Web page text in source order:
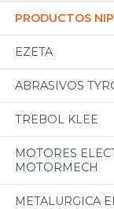
PRODUCTOS
EZETA
ABRASIVOS
TREBOL KLEE
MOTORES
MOTORMECH
METALURGICA